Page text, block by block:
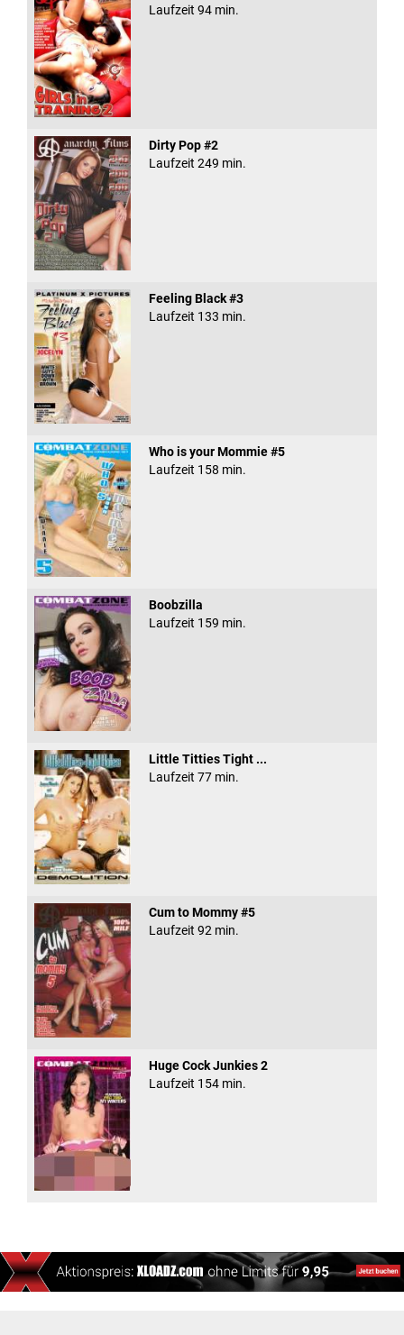
Laufzeit 94 min.
Dirty Pop #2
Laufzeit 249 min.
Feeling Black #3
Laufzeit 133 min.
Who is your Mommie #5
Laufzeit 158 min.
Boobzilla
Laufzeit 159 min.
Little Titties Tight ...
Laufzeit 77 min.
Cum to Mommy #5
Laufzeit 92 min.
Huge Cock Junkies 2
Laufzeit 154 min.